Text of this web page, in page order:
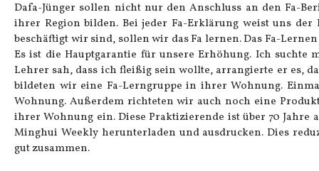
Dafa-Jünger sollen nicht nur den Anschluss an den Fa-
ihrer Region bilden. Bei jeder Fa-Erklärung weist uns
beschäftigt wir sind, sollen wir das Fa lernen. Das Fa-
Es ist die Hauptgarantie für unsere Erhöhung. Ich
Lehrer sah, dass ich fleißig sein wollte, arrangierte er es,
bildeten wir eine Fa-Lerngruppe in ihrer Wohnung.
Wohnung. Außerdem richteten wir auch noch eine
ihrer Wohnung ein. Diese Praktizierende ist über 70
Minghui Weekly herunterladen und ausdrucken. Dies
gut zusammen.